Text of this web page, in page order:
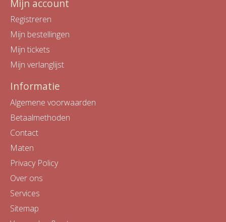
Mijn account
Registreren
Mijn bestellingen
Mijn tickets
Mijn verlanglijst
Informatie
Algemene voorwaarden
Betaalmethoden
Contact
Maten
Privacy Policy
Over ons
Services
Sitemap